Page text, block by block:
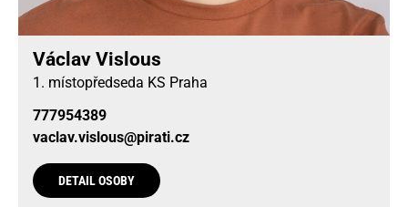
Václav Vislous
1. místopředseda KS Praha
777954389
vaclav.vislous@pirati.cz
DETAIL OSOBY